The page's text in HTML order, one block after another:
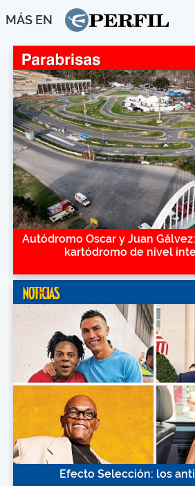
MÁS EN
Autódromo Oscar y Juan
kartódromo de nivel
Efecto Selección: los